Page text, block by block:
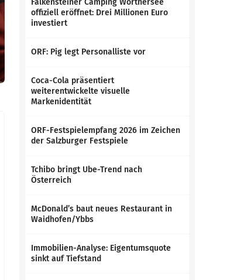
Falkensteiner Camping Wörthersee
offiziell eröffnet: Drei Millionen Euro
investiert
ORF: Pig legt Personalliste vor
Coca-Cola präsentiert
weiterentwickelte visuelle
Markenidentität
ORF-Festspielempfang 2026 im Zeichen
der Salzburger Festspiele
Tchibo bringt Ube-Trend nach
Österreich
McDonald’s baut neues Restaurant in
Waidhofen/Ybbs
Immobilien-Analyse: Eigentumsquote
sinkt auf Tiefstand